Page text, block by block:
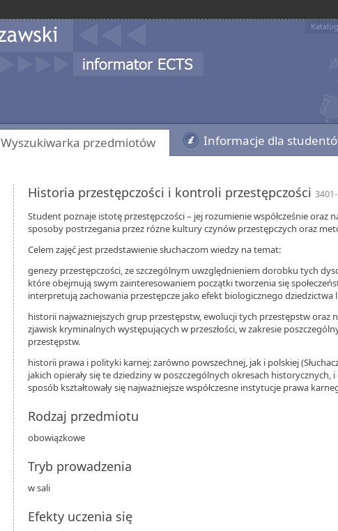
Wyszukiwarka przedmiotów Informacje dla
Historia przestępczości i kontroli przestępczości
Student poznaje istotę przestępczości – jej rozumienie współcześnie oraz
sposoby postrzegania przez różne kultury czynów przestępczych oraz
Celem zajęć jest przedstawienie słuchaczom wiedzy na temat:
genezy przestępczości, ze szczególnym uwzględnieniem dorobku tych
które obejmują swym zainteresowaniem początki tworzenia się
interpretują zachowania przestępcze jako efekt biologicznego dziedzictwa
historii najważniejszych grup przestępstw, ewolucji tych przestępstw oraz
zjawisk kryminalnych występujących w przeszłości, w zakresie
przestępstw.
historii prawa i polityki karnej: zarówno powszechnej, jak i polskiej
jakich opierały się te dziedziny w poszczególnych okresach historycznych,
sposób kształtowały się najważniejsze współczesne instytucje prawa
Rodzaj przedmiotu
obowiązkowe
Tryb prowadzenia
w sali
Efekty uczenia się